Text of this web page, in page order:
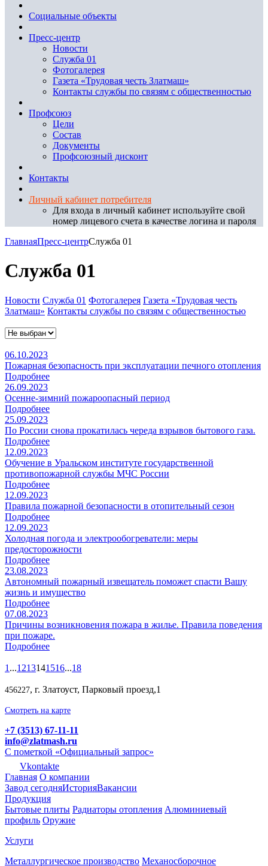
Социальные объекты
Пресс-центр
Новости
Служба 01
Фотогалерея
Газета «Трудовая честь Златмаш»
Контакты службы по связям с общественностью
Профсоюз
Цели
Состав
Документы
Профсоюзный дисконт
Контакты
Личный кабинет потребителя
Для входа в личный кабинет используйте свой
номер лицевого счета в качестве логина и пароля
ГлавнаяПресс-центрСлужба 01
Служба 01
Новости Служба 01 Фотогалерея Газета «Трудовая честь
Златмаш» Контакты службы по связям с общественностью
06.10.2023
Пожарная безопасность при эксплуатации печного отопления
Подробнее
26.09.2023
Осенне-зимний пожароопасный период
Подробнее
25.09.2023
По России снова прокатилась череда взрывов бытового газа.
Подробнее
12.09.2023
Обучение в Уральском институте государственной
противопожарной службы МЧС России
Подробнее
12.09.2023
Правила пожарной безопасности в отопительный сезон
Подробнее
12.09.2023
Холодная погода и электрообогреватели: меры
предосторожности
Подробнее
23.08.2023
Автономный пожарный извещатель поможет спасти Вашу
жизнь и имущество
Подробнее
07.08.2023
Причины возникновения пожара в жилье. Правила поведения
при пожаре.
Подробнее
1 ...1213141516...18
456227, г. Златоуст, Парковый проезд,1
Смотреть на карте
+7 (3513) 67-11-11
info@zlatmash.ru
С пометкой «Официальный запрос»
Vkontakte
Главная О компании
Завод сегодняИсторияВакансии
Продукция
Бытовые плиты Радиаторы отопления Алюминиевый
профиль Оружие
Услуги
Металлургическое производство Механосборочное